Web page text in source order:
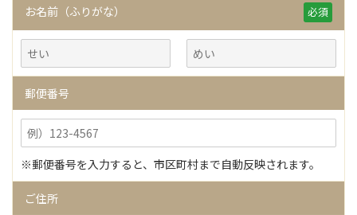
お名前（ふりがな） 必須
郵便番号
※郵便番号を入力すると、市区町村まで自動反映されます。
ご住所